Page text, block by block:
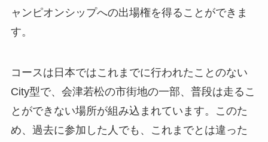
ャンピオンシップへの出場権を得ることができま
す。
コースは日本ではこれまでに行われたことのない
City型で、会津若松の市街地の一部、普段は走るこ
とができない場所が組み込まれています。このた
め、過去に参加した人でも、これまでとは違った